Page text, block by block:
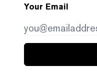
Your Email